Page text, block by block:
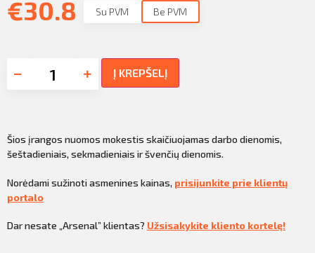
€30.8 Su PVM Be PVM
Į KREPŠELĮ
Šios įrangos nuomos mokestis skaičiuojamas darbo dienomis,
šeštadieniais, sekmadieniais ir švenčių dienomis.
Norėdami sužinoti asmenines kainas, prisijunkite prie klientų
portalo
Dar nesate „Arsenal” klientas? Užsisakykite kliento kortelę!